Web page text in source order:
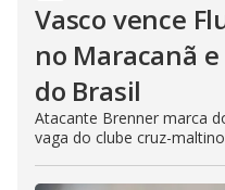
Vasco vence
no Maracanã
do Brasil
Atacante Brenner marca
vaga do clube cruz-